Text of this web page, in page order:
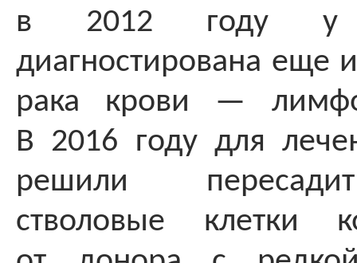
в 2012 году у
диагностирована еще
рака крови —
В 2016 году для
решили
стволовые клетки